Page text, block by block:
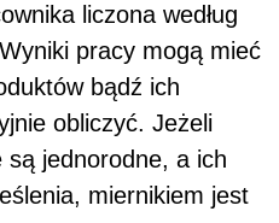
liczona według
pracy mogą mieć
bądź ich
obliczyć. Jeżeli
są jednorodne, a ich
miernikiem jest